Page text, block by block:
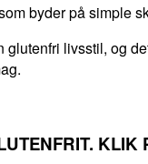
byder på simple
glutenfri livsstil, og